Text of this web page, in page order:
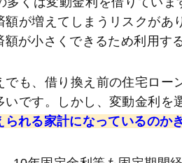
額が増えてしまうリスクが
が小さくできるため利用す
でも、借り換え前の住宅ロ
いです。しかし、変動金利
れる家計になっているのか